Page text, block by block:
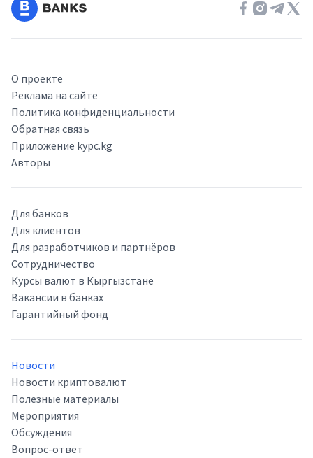
О проекте
Реклама на сайте
Политика конфиденциальности
Обратная связь
Приложение kypc.kg
Авторы
Для банков
Для клиентов
Для разработчиков и партнёров
Сотрудничество
Курсы валют в Кыргызстане
Вакансии в банках
Гарантийный фонд
Новости
Новости криптовалют
Полезные материалы
Мероприятия
Обсуждения
Вопрос-ответ